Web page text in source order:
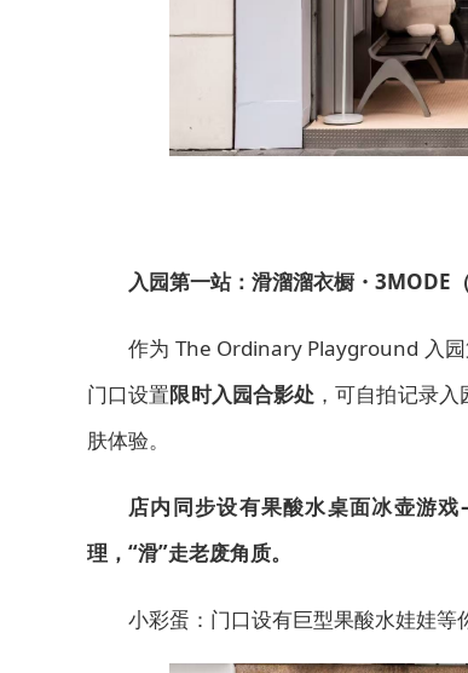
入园第一站：滑溜溜衣橱・3MODE
作为 The Ordinary Playground 入
门口设置限时入园合影处 ，可自拍记录
肤体验。
店内同步设有果酸水桌面冰壶游
理，“滑”走老废角质。
小彩蛋：门口设有巨型果酸水娃娃等